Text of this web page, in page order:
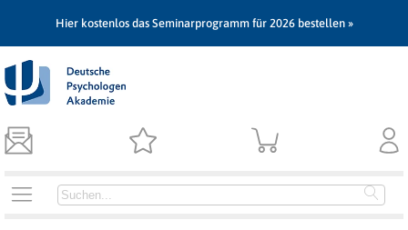
Hier kostenlos das Seminarprogramm für 2026 bestellen »